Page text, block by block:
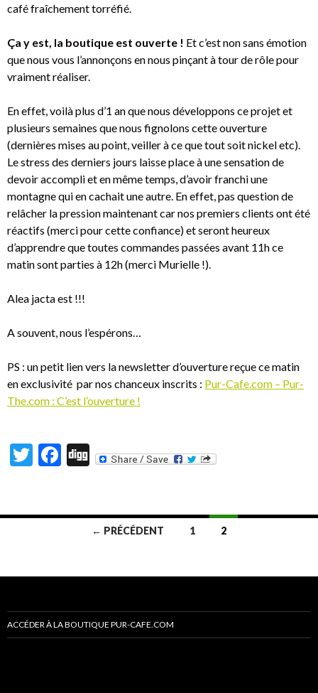
café fraîchement torréfié.
Ça y est, la boutique est ouverte ! Et c’est non sans émotion
que nous vous l’annonçons en nous pinçant à tour de rôle pour
vraiment réaliser.
En effet, voilà plus d’1 an que nous développons ce projet et
plusieurs semaines que nous fignolons cette ouverture
(dernières mises au point, veiller à ce que tout soit nickel etc).
Le stress des derniers jours laisse place à une sensation de
devoir accompli et en même temps, d’avoir franchi une
montagne qui en cachait une autre. En effet, pas question de
relâcher la pression maintenant car nos premiers clients ont été
réactifs (merci pour cette confiance) et seront heureux
d’apprendre que toutes commandes passées avant 11h ce
matin sont parties à 12h (merci Murielle !).
Alea jacta est !!!
A souvent, nous l’espérons…
PS : un petit lien vers la newsletter d’ouverture reçue ce matin
en exclusivité par nos chanceux inscrits : Pur-Cafe.com – Pur-
The.com : C’est l’ouverture !
T
er
F
b
Di
des
articles
← PRÉCÉDENT 1 2
ACCÉDER À LA BOUTIQUE PUR-CAFE.COM